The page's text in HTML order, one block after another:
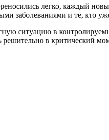
легко, каждый
заболеваниями и те, кто
ситуацию в
в критический